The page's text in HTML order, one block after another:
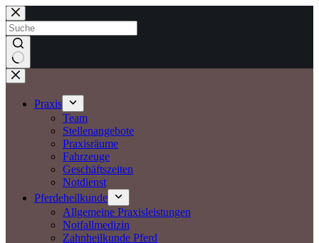
Zum
Inhalt
springen
Keine
Ergebnisse
Praxis
Team
Stellenangebote
Praxisräume
Fahrzeuge
Geschäftszeiten
Notdienst
Pferdeheilkunde
Allgemeine Praxisleistungen
Notfallmedizin
Zahnheilkunde Pferd